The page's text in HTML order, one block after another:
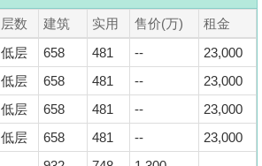
层数 建筑 实用 售价(万)
租金
低层 658 481 --
23,000
低层 658 481 --
23,000
低层 658 481 --
23,000
低层 658 481 --
23,000